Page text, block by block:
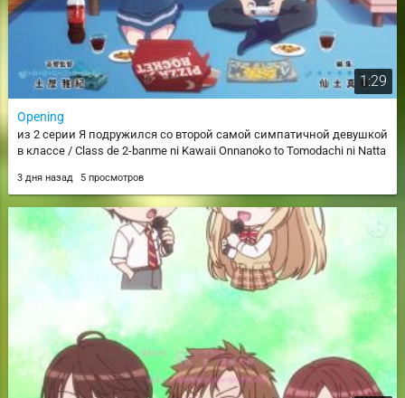
1:29
Opening
из 2 серии Я подружился со второй самой симпатичной девушкой
в классе / Class de 2-banme ni Kawaii Onnanoko to Tomodachi ni Natta
3 дня назад 5 просмотров